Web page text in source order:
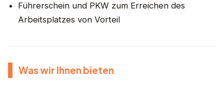
Führerschein und PKW zum Erreichen des
Arbeitsplatzes von Vorteil
Was wir Ihnen bieten